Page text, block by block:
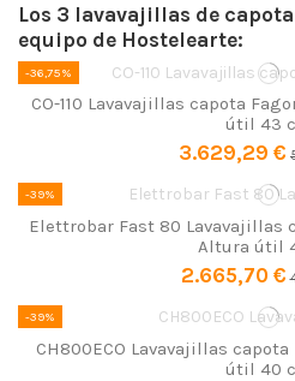
Los 3 lavavajillas de
equipo de Hostelearte:
-36,75%
CO-110 Lavavajillas capota
útil 43
3.629,29 €
-39%
Elettrobar Fast 80 Lavavajillas
Altura útil
2.665,70 €
-39%
CH800ECO Lavavajillas
útil 40